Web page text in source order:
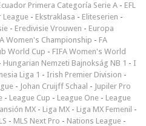
Primera Categoría Serie A - EFL
League - Ekstraklasa - Eliteserien -
- Eredivisie Vrouwen - Europa
Women's Championship - FA
World Cup - FIFA Women's World
Hungarian Nemzeti Bajnokság NB 1 - I
Liga 1 - Irish Premier Division -
- Johan Cruijff Schaal - Jupiler Pro
- League Cup - League One - League
MX - Liga MX - Liga MX Femenil -
- MLS Next Pro - Nations League -